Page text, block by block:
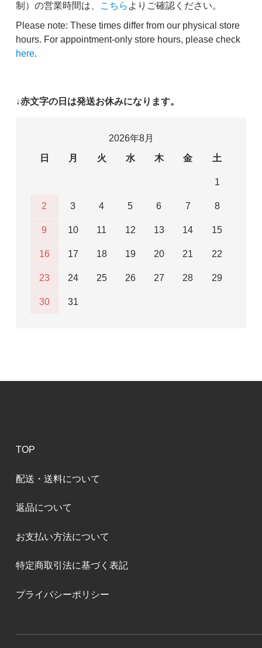
制）の営業時間は、
こちら よりご確認ください。
Please note: These times differ from our physical store
hours. For appointment-only store hours, please check
here.
↓赤文字の日は発送お休みになります。
2026年8月
日
月 火 水 木 金 土
1
2 3 4 5 6 7 8
9 10 11 12 13 14 15
16 17 18 19 20 21 22
23 24 25 26 27 28 29
30 31
TOP
配送・送料について
返品について
お支払い方法について
特定商取引法に基づく表記
プライバシーポリシー